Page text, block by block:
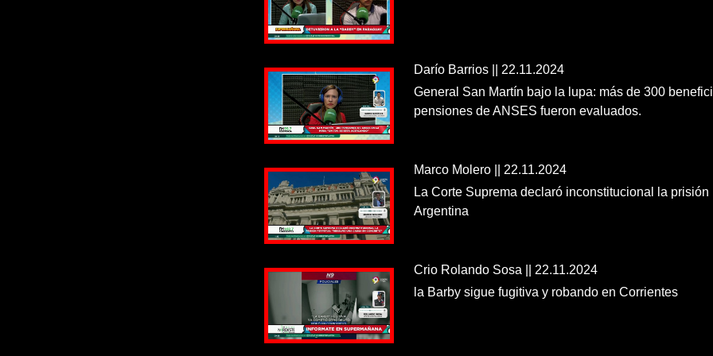
Darío Barrios || 22.11.2024
General San Martín bajo la lupa: más de 300
pensiones de ANSES fueron evaluados.
Marco Molero || 22.11.2024
La Corte Suprema declaró inconstitucional la prisión
Argentina
Crio Rolando Sosa || 22.11.2024
la Barby sigue fugitiva y robando en Corrientes